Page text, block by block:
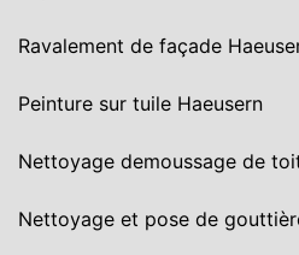
Ravalement de façade
Peinture sur tuile Haeusern
Nettoyage demoussage de
Nettoyage et pose de